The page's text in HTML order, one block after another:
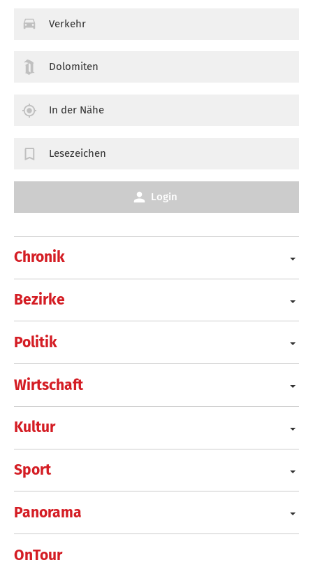
Chronik
Bezirke
Politik
Wirtschaft
Kultur
Sport
Panorama
OnTour
Verkehr
Dolomiten
In der Nähe
Lesezeichen
Login